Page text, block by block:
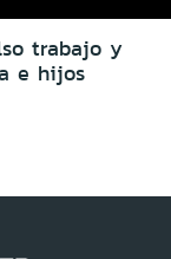
trabajo y
e hijos